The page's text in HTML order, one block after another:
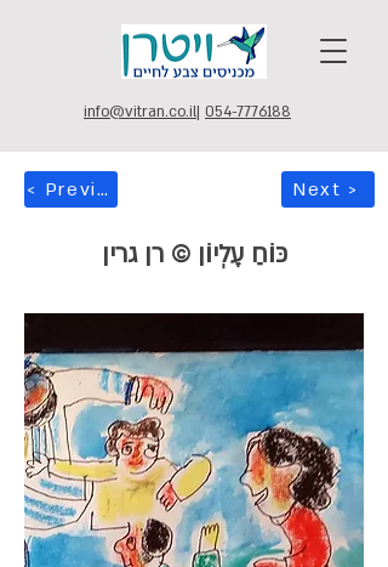
info@vitran.co.il| 054-7776188
< Previous Next >
כּוֹחַ עֶלְיוֹן © רן גרין